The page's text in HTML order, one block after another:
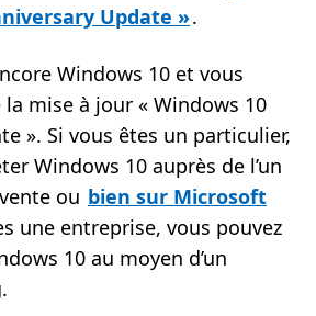
Update ».
Windows 10 et vous
mise à jour « Windows 10
». Si vous êtes un particulier,
Windows 10 auprès de l’un
ou bien sur Microsoft
une entreprise, vous pouvez
10 au moyen d’un